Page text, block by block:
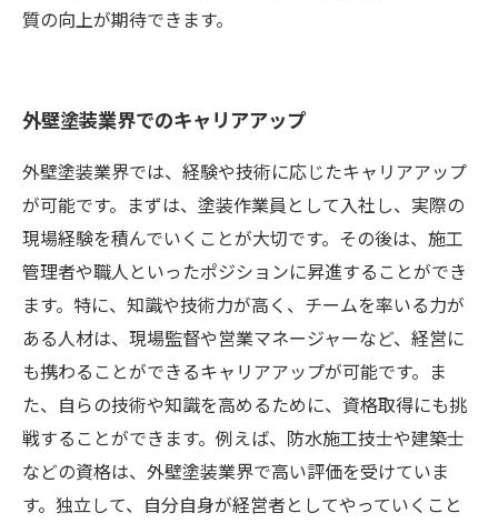
質の向上が期待できます。
外壁塗装業界でのキャリアアップ
外壁塗装業界では、経験や技術に応じたキャリアアップ
が可能です。まずは、塗装作業員として入社し、実際の
現場経験を積んでいくことが大切です。その後は、施工
管理者や職人といったポジションに昇進することができ
ます。特に、知識や技術力が高く、チームを率いる力が
ある人材は、現場監督や営業マネージャーなど、経営に
も携わることができるキャリアアップが可能です。ま
た、自らの技術や知識を高めるために、資格取得にも挑
戦することができます。例えば、防水施工技士や建築士
などの資格は、外壁塗装業界で高い評価を受けていま
す。独立して、自分自身が経営者としてやっていくこと